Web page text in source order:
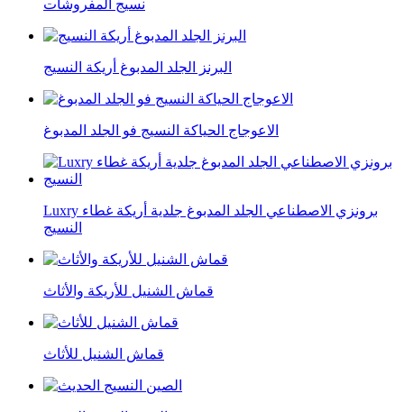
نسيج المفروشات
البرنز الجلد المدبوغ أريكة النسيج
الاعوجاج الحياكة النسيج فو الجلد المدبوغ
Luxry برونزي الاصطناعي الجلد المدبوغ جلدية أريكة غطاء
النسيج
قماش الشنيل للأريكة والأثاث
قماش الشنيل للأثاث